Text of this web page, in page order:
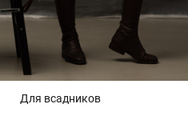
Для всадников